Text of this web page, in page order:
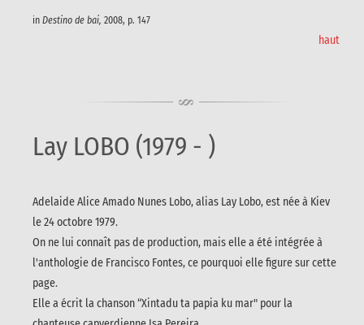
in Destino de bai, 2008, p. 147
haut
Lay LOBO (1979 - )
Adelaide Alice Amado Nunes Lobo, alias Lay Lobo, est née à Kiev
le 24 octobre 1979.
On ne lui connaît pas de production, mais elle a été intégrée à
l'anthologie de Francisco Fontes, ce pourquoi elle figure sur cette
page.
Elle a écrit la chanson “Xintadu ta papia ku mar" pour la